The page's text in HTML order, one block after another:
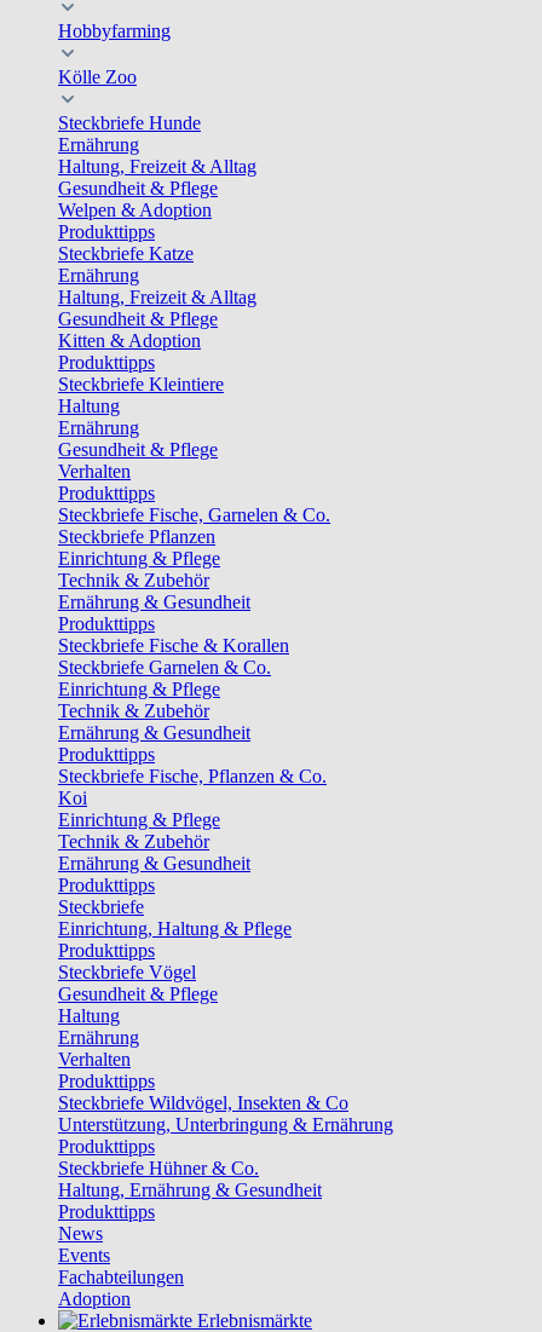
Hobbyfarming
Kölle Zoo
Steckbriefe Hunde
Ernährung
Haltung, Freizeit & Alltag
Gesundheit & Pflege
Welpen & Adoption
Produkttipps
Steckbriefe Katze
Ernährung
Haltung, Freizeit & Alltag
Gesundheit & Pflege
Kitten & Adoption
Produkttipps
Steckbriefe Kleintiere
Haltung
Ernährung
Gesundheit & Pflege
Verhalten
Produkttipps
Steckbriefe Fische, Garnelen & Co.
Steckbriefe Pflanzen
Einrichtung & Pflege
Technik & Zubehör
Ernährung & Gesundheit
Produkttipps
Steckbriefe Fische & Korallen
Steckbriefe Garnelen & Co.
Einrichtung & Pflege
Technik & Zubehör
Ernährung & Gesundheit
Produkttipps
Steckbriefe Fische, Pflanzen & Co.
Koi
Einrichtung & Pflege
Technik & Zubehör
Ernährung & Gesundheit
Produkttipps
Steckbriefe
Einrichtung, Haltung & Pflege
Produkttipps
Steckbriefe Vögel
Gesundheit & Pflege
Haltung
Ernährung
Verhalten
Produkttipps
Steckbriefe Wildvögel, Insekten & Co
Unterstützung, Unterbringung & Ernährung
Produkttipps
Steckbriefe Hühner & Co.
Haltung, Ernährung & Gesundheit
Produkttipps
News
Events
Fachabteilungen
Adoption
Erlebnismärkte